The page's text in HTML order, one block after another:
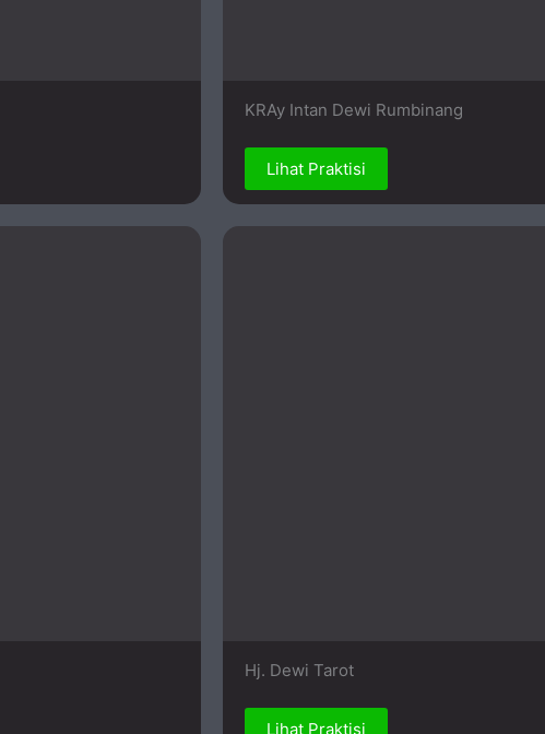
KRAy Intan Dewi Rumbinang
Lihat Praktisi
Hj. Dewi Tarot
Lihat Praktisi